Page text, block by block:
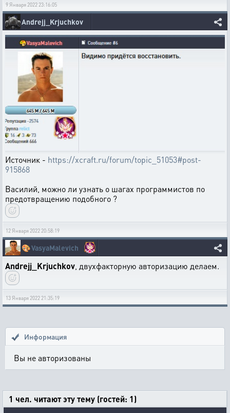
9 Января 2022 23:16:05
Andrejj_Krjuchkov
Источник - https://xcraft.ru/forum/topic_51053#post-
915868
Василий, можно ли узнать о шагах программистов по
предотвращению подобного ?
12 Января 2022 20:58:19
🎨VasyaMalevich
Andrejj_Krjuchkov , двухфакторную авторизацию делаем.
13 Января 2022 21:35:19
Информация
Вы не авторизованы
1 чел. читают эту тему (гостей: 1)